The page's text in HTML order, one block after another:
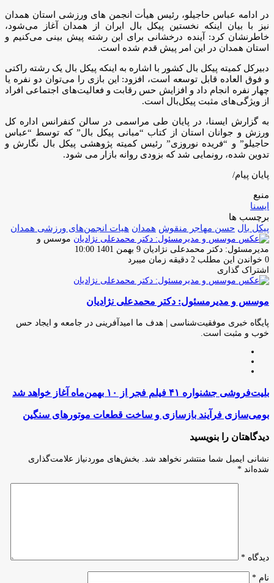
در ادامه عباس حاجیلو، رئیس هیأت انجمن های ورزشی استان همدان
نیز با بیان اینکه نخستین پیکل بال ایران از همدان آغاز می‌شود،
خاطرنشان کرد: آینده درخشانی برای این رشته پیش بینی می‌کنیم و
استان همدان در این امر پیش قدم شده است.
دبیرکل کمیته پیکل بال کشور با اشاره به اینکه پیکل بال یک رشته راکتی
و فوق العاده قابل توسعه است، افزود: این بازی را می‌توان دو نفره یا
چهار نفره انجام داد و افزایش حس رقابت و فعالیت‌های اجتماعی افراد
از ویژگی‌های مثبت پیکل‌بال است.
به گزارش ایسنا، در پایان طی مراسمی در سالن کنفرانس اداره کل
ورزش و جوانان استان از کتاب “مبانی پیکل بال” که توسط “عباس
حاجیلو” و “فریده نوروزی” رئیس کمیته پژوهشی پیکل بال نگارش و
تدوین شده، رونمایی شد که بزودی روانه بازار می شود.
پایان پیام/
منبع
ایسنا
برچسب ها
پیکل بال حسن مهاجر منقوش همدان هیات انجمن‌های ورزشی همدان
موسس و
مدیرمسئول: دکتر محمدعلی نژادیان ارسال
ایمیل
9 بهمن 1401 10:00
0 خواندن این مطلب 2 دقیقه زمان میبرد
اشتراک گذاری
فیس
توئیتر
لینکدین
واتس
تلگرام
اشتراک
از
ایمیل
چاپ
موسس و مدیرمسئول: دکتر محمدعلی نژادیان
پایگاه خبری موفقیت‌شناسی | هدف ما امیدآفرینی در جامعه و ایجاد حس
خوب و مثبت است.
بلیت‌فروشی
جشنواره
فیلم
فجر
از
بهمن‌ماه
آغاز
بلیت‌فروشی جشنواره ۴۱ فیلم فجر از ۱۰ بهمن‌ماه آغاز خواهد شد
بومی‌سازی
بازسازی
ساخت
قطعات
بومی‌سازی فرآیند بازسازی و ساخت قطعات موتورهای سنگین
دیدگاهتان را بنویسید
نشانی ایمیل شما منتشر نخواهد شد.
بخش‌های موردنیاز علامت‌گذاری
شده‌اند *
دیدگاه *
نام *